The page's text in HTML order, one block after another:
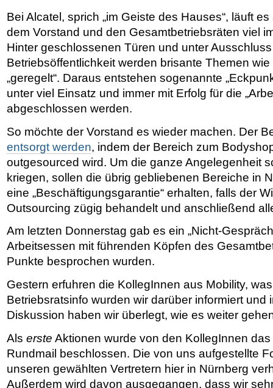
Bei Alcatel, sprich „im Geiste des Hauses“, läuft
dem Vorstand und den Gesamtbetriebsräten viel
Hinter geschlossenen Türen und unter
Betriebsöffentlichkeit werden brisante Themen
„geregelt“. Daraus entstehen sogenannte
unter viel Einsatz und immer mit Erfolg für die
abgeschlossen werden.
So möchte der Vorstand es wieder machen. Der
entsorgt werden, indem der Bereich zum
outgesourced wird. Um die ganze Angelegenheit
kriegen, sollen die übrig gebliebenen Bereiche in
eine „Beschäftigungsgarantie“ erhalten, falls der
Outsourcing zügig behandelt und anschließend
Am letzten Donnerstag gab es ein „Nicht-
Arbeitsessen mit führenden Köpfen des
Punkte besprochen wurden.
Gestern erfuhren die KollegInnen aus Mobility,
Betriebsratsinfo wurden wir darüber informiert und
Diskussion haben wir überlegt, wie es weiter
Als erste Aktionen wurde von den KollegInnen
Rundmail beschlossen. Die von uns aufgestellte
unseren gewählten Vertretern hier in Nürnberg
Außerdem wird davon ausgegangen, dass wir